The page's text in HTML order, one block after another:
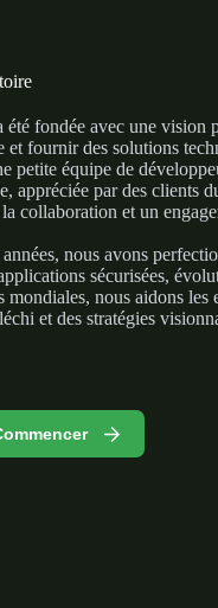
été fondée avec une vision
et fournir des solutions
petite équipe de
appréciée par des clients
collaboration et un
nous avons
sécurisées,
mondiales, nous aidons
et des stratégies